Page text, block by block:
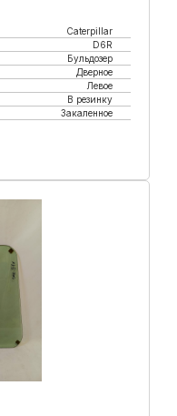
Caterpillar
D6R
Бульдозер
Дверное
Левое
В резинку
Закаленное